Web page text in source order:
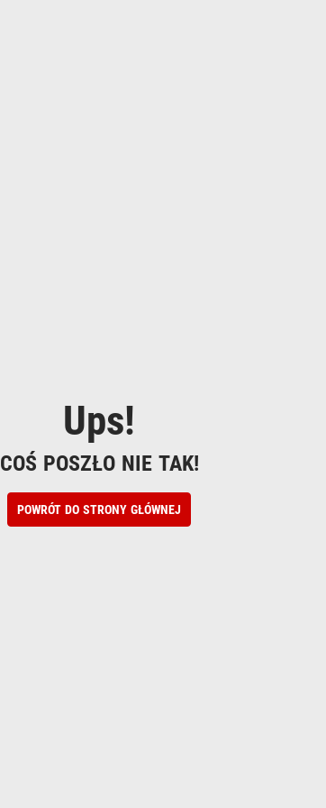
Ups!
COŚ POSZŁO NIE TAK!
POWRÓT DO STRONY GŁÓWNEJ